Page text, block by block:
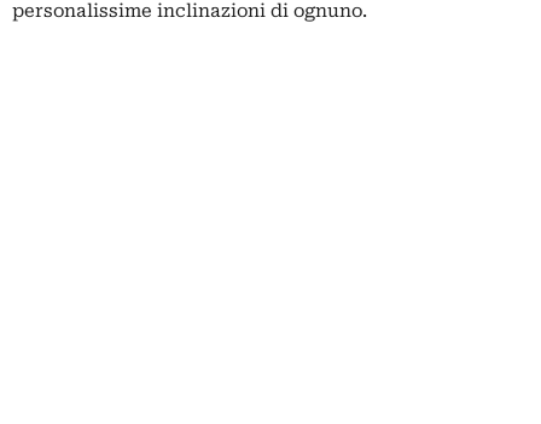
personalissime inclinazioni di ognuno.